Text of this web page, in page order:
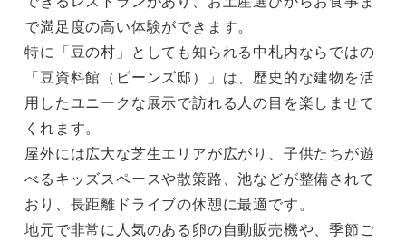
で満足度の高い体験ができます。
特に「豆の村」としても知られる中札内ならではの
「豆資料館（ビーンズ邸）」は、歴史的な建物を活
用したユニークな展示で訪れる人の目を楽しませて
くれます。
屋外には広大な芝生エリアが広がり、子供たちが遊
べるキッズスペースや散策路、池などが整備されて
おり、長距離ドライブの休憩に最適です。
地元で非常に人気のある卵の自動販売機や、季節ご